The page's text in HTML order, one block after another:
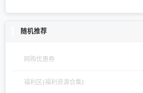
随机推荐
网购优惠券
福利区(福利资源合集)